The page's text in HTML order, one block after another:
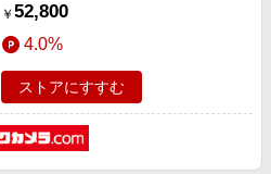
￥ 52,800
4.0%
ストアにすすむ